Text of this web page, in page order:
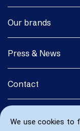
We use cookies to
Our brands
Press & News
Contact